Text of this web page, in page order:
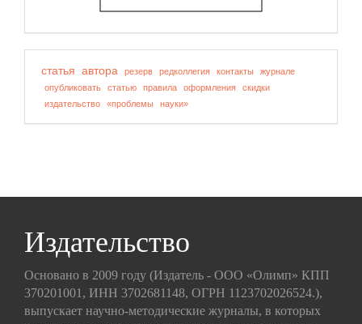
статья автора резерв редколлегия контакты
журнале
опубликовать
статью правила оформления
скидки
издательство
«проблемы науки»
Издательство
Основано в 2009 году (Издатель - ООО «Олимп» КПП
370201001, ИНН 3702681148, ОГРН 1123702026524.),
выпускает научно-методические журналы, в которых